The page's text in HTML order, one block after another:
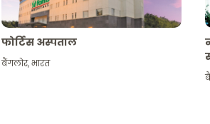
फोर्टिस अस्पताल
बैंगलोर,भारत